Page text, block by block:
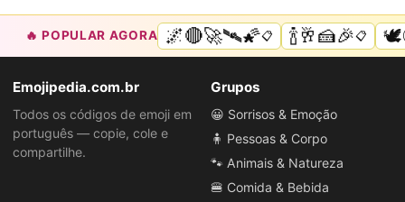
🔥 POPULAR AGORA 🌌🔴🚀🛰🌠📋 🍾🥂🍰🎉📋
Emojipedia.com.br
Todos os códigos de emoji em
português — copie, cole e
compartilhe.
Grupos
😀 Sorrisos & Emoção
🧍 Pessoas & Corpo
🐾 Animais & Natureza
🍔 Comida & Bebida